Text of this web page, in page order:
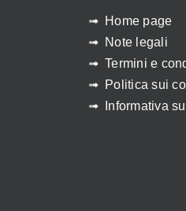
Home page
Note legali
Termini e
Politica sui
Informativa